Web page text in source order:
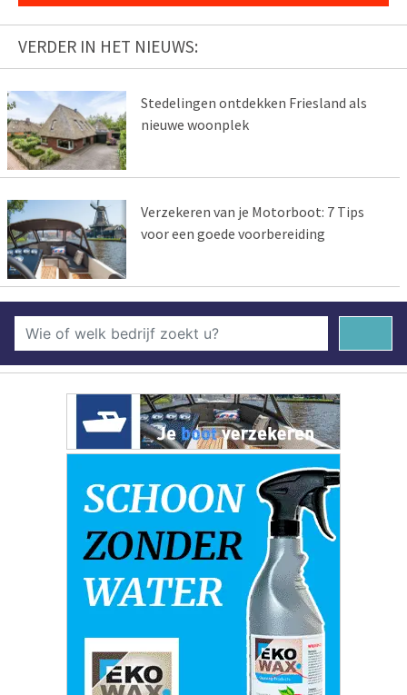
VERDER IN HET NIEUWS:
Stedelingen ontdekken Friesland als
nieuwe woonplek
Verzekeren van je Motorboot: 7 Tips
voor een goede voorbereiding